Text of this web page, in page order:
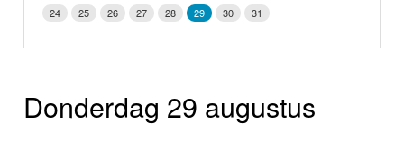
24
25 26 27 28 29 30 31
Donderdag 29 augustus